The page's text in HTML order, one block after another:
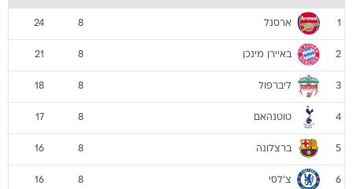
1 ארסנל 8
24
2 באיירן מינכן 8
21
3 ליברפול 8
18
4 טוטנהאם 8
17
5 ברצלונה 8
16
6 צ'לסי 8
16